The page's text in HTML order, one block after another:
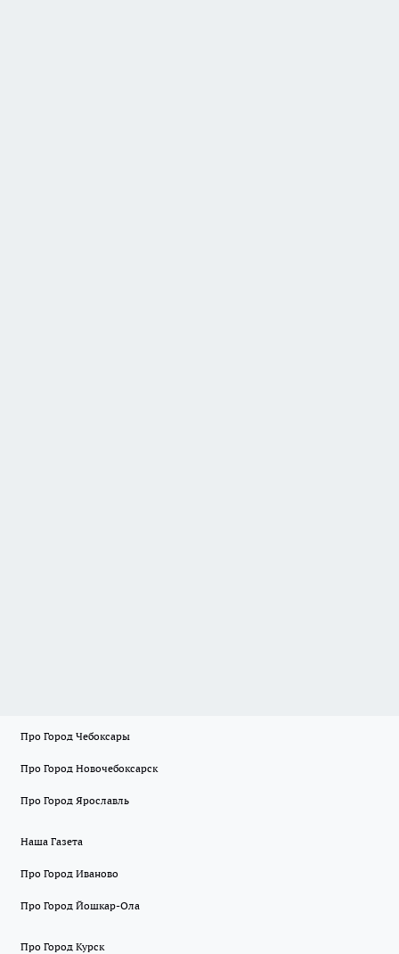
Про Город Чебоксары
Про Город Новочебоксарск
Про Город Ярославль
Наша Газета
Про Город Иваново
Про Город Йошкар-Ола
Про Город Курск